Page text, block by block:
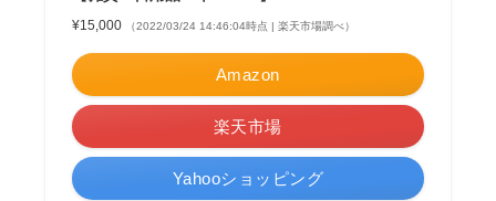
¥15,000 （2022/03/24 14:46:04時点 | 楽天市場調べ）
Amazon
楽天市場
Yahooショッピング